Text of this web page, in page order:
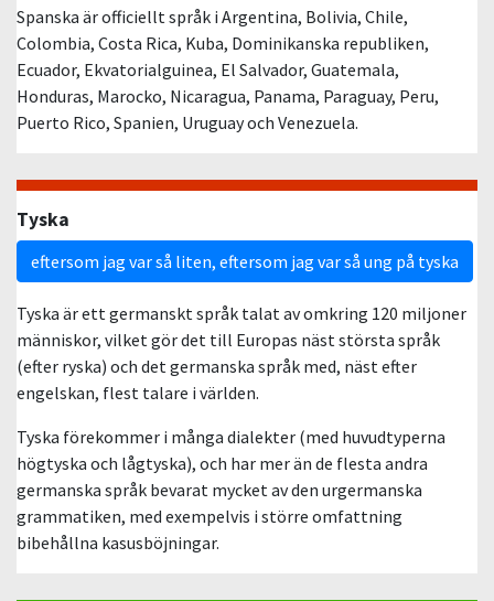
Spanska är officiellt språk i Argentina, Bolivia, Chile,
Colombia, Costa Rica, Kuba, Dominikanska republiken,
Ecuador, Ekvatorialguinea, El Salvador, Guatemala,
Honduras, Marocko, Nicaragua, Panama, Paraguay, Peru,
Puerto Rico, Spanien, Uruguay och Venezuela.
Tyska
eftersom jag var så liten, eftersom jag var så ung på tyska
Tyska är ett germanskt språk talat av omkring 120 miljoner
människor, vilket gör det till Europas näst största språk
(efter ryska) och det germanska språk med, näst efter
engelskan, flest talare i världen.
Tyska förekommer i många dialekter (med huvudtyperna
högtyska och lågtyska), och har mer än de flesta andra
germanska språk bevarat mycket av den urgermanska
grammatiken, med exempelvis i större omfattning
bibehållna kasusböjningar.